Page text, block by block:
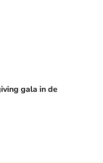
🪩
gala in de